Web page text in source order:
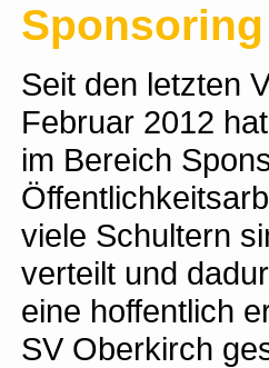
Seit den letzten
Februar 2012
im Bereich
viele Schultern
verteilt und
eine hoffentlich
SV Oberkirch